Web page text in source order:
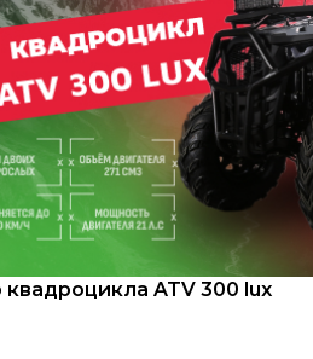
ATV 300 lux